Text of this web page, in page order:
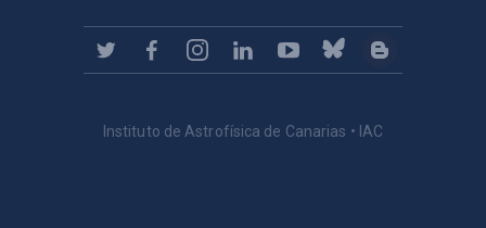
Instituto de Astrofísica de Canarias • IAC